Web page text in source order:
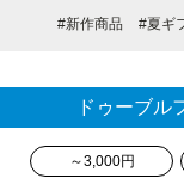
#新作商品 #夏ギ
ドゥーブル
～3,000円